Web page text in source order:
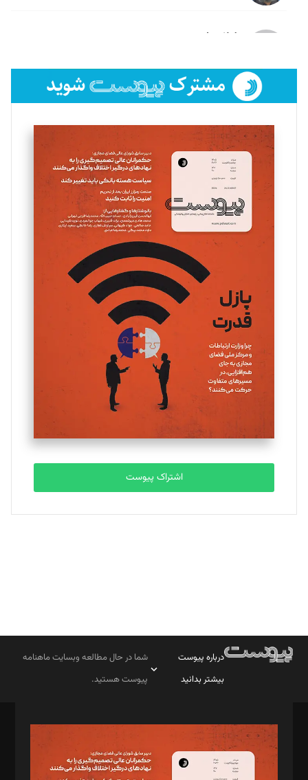
لیلا حنارود
فائزه فتحی رستمی
تحریریه
سروش کرمیان
تحریریه
مینا پاکدل
یسنا امان‌پور
تحریریه
ملینا جعفری
تحریریه
مصطفی مسجدی آرانی
تحریریه
بابک نقاش
تحریریه
اشتراک پیوست
درباره پیوست
بیشتر بدانید
شما در حال مطالعه وبسایت ماهنامه
پیوست هستید.
مدیر مسئول: محمدباقر اثنی‌عشری
سردبیر: مهرک محمودی
دبیر تحریریه: میثم قاسمی